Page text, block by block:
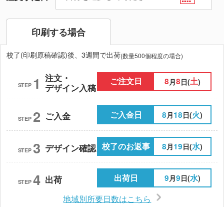
印刷する場合
校了(印刷原稿確認)後、3週間で出荷(数量500個程度の場合)
STEP 1 注文・
デザイン入稿
ご注文日 8 月8日(土)
STEP 2 ご入金 ご入金日 8月18日(火)
STEP 3 デザイン確認 校了のお返事 8月19日(水)
STEP 4 出荷 出荷日 9月9日(水)
地域別所要日数はこちら